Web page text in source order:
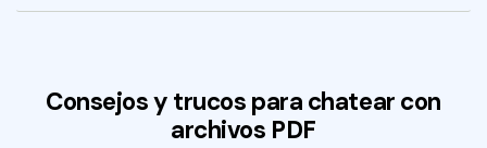
Consejos y trucos para chatear con
archivos PDF